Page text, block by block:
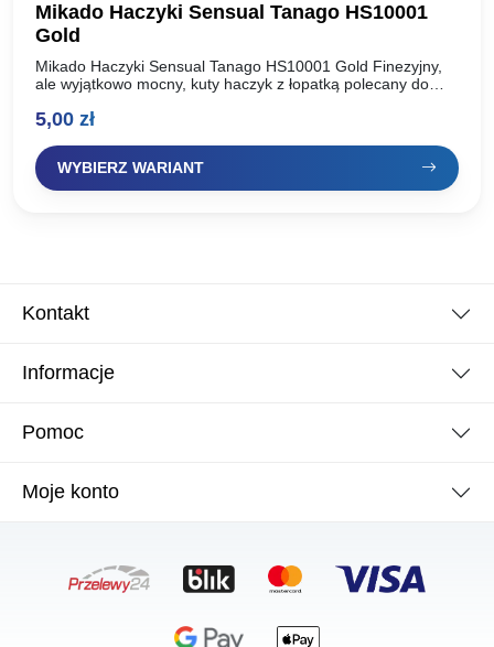
Mikado Haczyki Sensual Tanago HS10001
Gold
Mikado Haczyki Sensual Tanago HS10001 Gold Finezyjny,
ale wyjątkowo mocny, kuty haczyk z łopatką polecany do
Kolor:…
5,00 zł
WYBIERZ WARIANT
Kontakt
Informacje
Pomoc
Moje konto